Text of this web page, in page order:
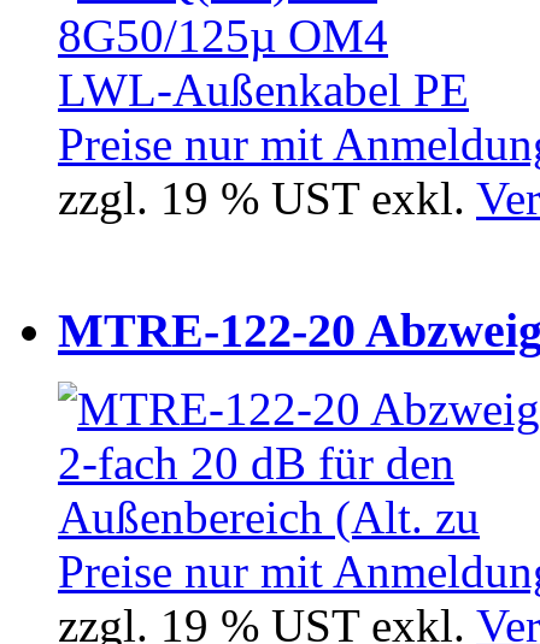
Preise nur mit
zzgl. 19 % UST exkl.
MTRE-122-20
Preise nur mit
zzgl. 19 % UST exkl.